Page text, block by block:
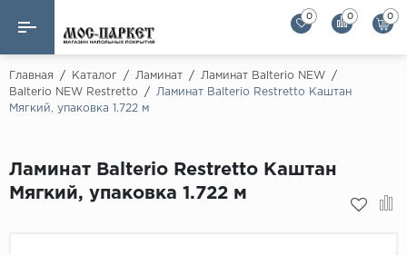
Назад
Ламинат
Назад
Alloc
Alpine Floor
Паркетная доска
0 0 0
Главная / Каталог / Ламинат / Ламинат Balterio NEW
/
Balterio NEW Restretto
/
Ламинат Balterio Restretto Каштан
Мягкий, упаковка 1.722 м
Ламинат Balterio Restretto Каштан
Мягкий, упаковка 1.722 м